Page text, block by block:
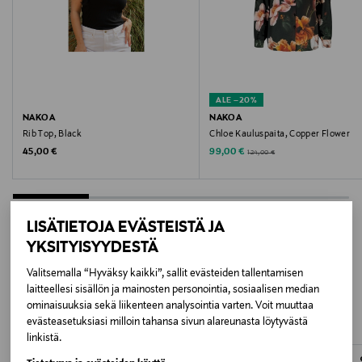
LISÄTIETOJA EVÄSTEISTÄ JA
YKSITYISYYDESTÄ
Valitsemalla “Hyväksy kaikki”, sallit evästeiden tallentamisen
laitteellesi sisällön ja mainosten personointia, sosiaalisen median
ominaisuuksia sekä liikenteen analysointia varten. Voit muuttaa
evästeasetuksiasi milloin tahansa sivun alareunasta löytyvästä
linkistä.
Valmistusmaa
4V22
AUBADE-PARIS
Valmistajan osoite
Digitaalinen osoite
contact@aubadepro.com
NAKOA
Rib Top, Black
Original Price
45,00 €
ALE –20%
NAKOA
Chloe Kauluspaita, Copper Flower
Discounted Price
99,00 € Original Price
124,00 €
LISÄÄ KIINNOSTAVIA
TUOTTEITA